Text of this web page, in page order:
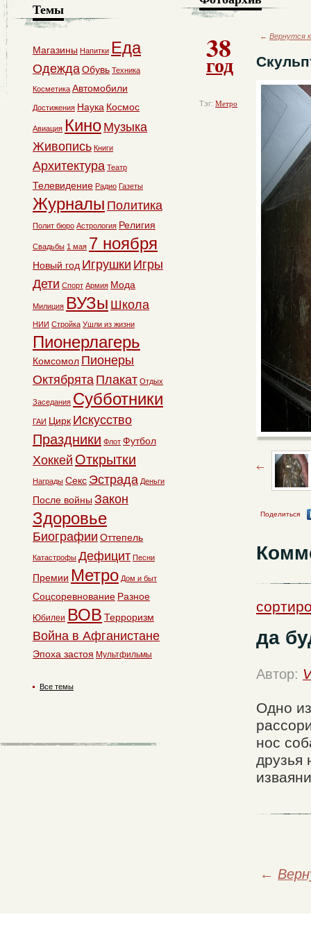
38
год
Тэг: Метро
← Вернутся
Поделиться
да
Автор:
Одно
нос
друзья
←
Темы
Магазины Напитки Еда
ОдеждаОбувь Техника
Косметика Автомобили
Достижения Наука Космос
Авиация Кино Музыка
Живопись Книги
Архитектура Театр
Телевидение Радио Газеты
Журналы Политика
Полит бюро Астрология Религия
Свадьбы 1 мая 7 ноября
Новый год Игрушки Игры
Дети Спорт Армия Мода
Милиция ВУЗы Школа
НИИ Стройка Ушли из жизни
Пионерлагерь
Комсомол Пионеры
Октябрята Плакат Отдых
Заседания Субботники
ГАИ Цирк Искусство
Праздники Флот Футбол
Хоккей Открытки
Награды Секс Эстрада Деньги
После войны Закон
Здоровье
Биографии Оттепель
Катастрофы Дефицит Песни
Премии Метро Дом и быт
Соцсоревнование Разное
Юбилеи ВОВ Терроризм
Война в Афганистане
Эпоха застоя Мультфильмы
Все темы